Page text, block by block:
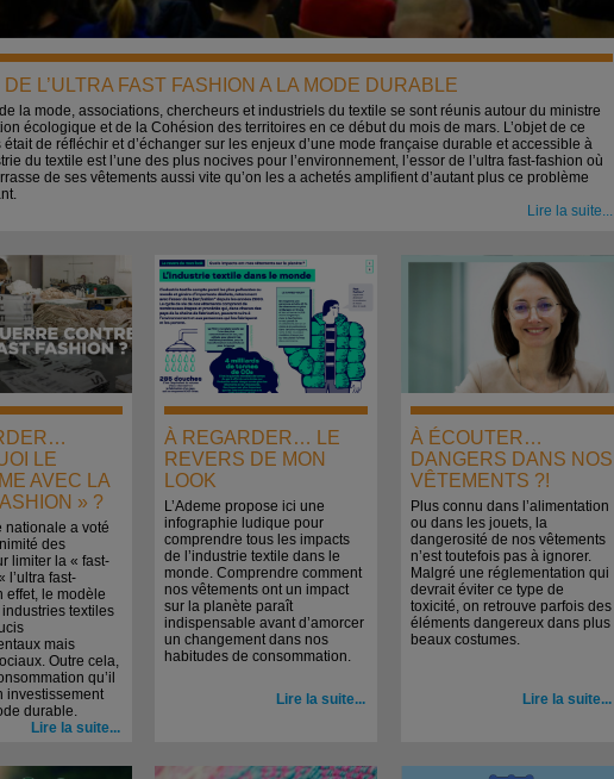
L’ULTRA FAST FASHION A LA MODE DURABLE
la mode, associations, chercheurs et industriels du textile se sont réunis autour du ministre
écologique et de la Cohésion des territoires en ce début du mois de mars. L’objet de ce
de réfléchir et d’échanger sur les enjeux d’une mode française durable et accessible à
du textile est l’une des plus nocives pour l’environnement, l’essor de l’ultra fast-fashion où
de ses vêtements aussi vite qu’on les a achetés amplifient d’autant plus ce problème
Lire la suite...
LE
AVEC LA
» ?
nationale a voté
des
limiter la « fast-
l’ultra fast-
effet, le modèle
textiles
mais
Outre cela,
qu’il
investissement
durable.
Lire la suite...
À REGARDER… LE
REVERS DE MON
LOOK
L’Ademe propose ici une
infographie ludique pour
comprendre tous les impacts
de l’industrie textile dans le
monde. Comprendre comment
nos vêtements ont un impact
sur la planète paraît
indispensable avant d’amorcer
un changement dans nos
habitudes de consommation.
Lire la suite...
À ÉCOUTER…
DANGERS DANS NOS
VÊTEMENTS ?!
Plus connu dans l’alimentation
ou dans les jouets, la
dangerosité de nos vêtements
n’est toutefois pas à ignorer.
Malgré une réglementation qui
devrait éviter ce type de
toxicité, on retrouve parfois des
éléments dangereux dans plus
beaux costumes.
Lire la suite...